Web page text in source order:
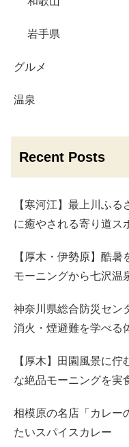
岩手県
グルメ
温泉
Recent Posts
【寒河江】最上川ふ
に癒やされる寄り道ス
【厚木・伊勢原】酷暑
モーニングから七沢温
神奈川県総合防災セン
消火・煙避難を学べる
【厚木】田園風景に
な絶品モーニングを実
相模原の名店「カレー
たいスパイスカレー